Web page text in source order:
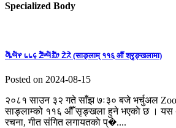
Specialized Body
ᤛᤠᤱᤗᤠᤶ ᥇᥇᥌ ᤏᤠᤸᤗᤠᤀᤠᤣ ᤁᤧᤖᤧ (साङ्लाम् ११६ औं श्रृङ्खलामा)
Posted on 2024-08-15
२०८१ साउन ३२ गते साँझ ७ः३० बजे भर्चुअल
साङ्लाम्को ११६ औँ सृङ्खला हुने भएकाे छ । यस
रचना, गीत संगित लगायतकाे प्�....